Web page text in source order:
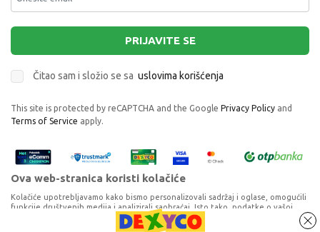
PRIJAVITE SE
Čitao sam i složio se sa uslovima korišćenja
This site is protected by reCAPTCHA and the Google Privacy Policy and
Terms of Service apply.
Ova web-stranica koristi kolačiće
Kolačiće upotrebljavamo kako bismo personalizovali sadržaj i oglase, omogućili
funkcije društvenih medija i analizirali saobraćaj. Isto tako, podatke o vašoj
upotrebi naše web-lokacije delimo s partnerima za društvene medije,
oglašavanje i analizu, a oni ih mogu kombinovati s drugim podacima koje ste im